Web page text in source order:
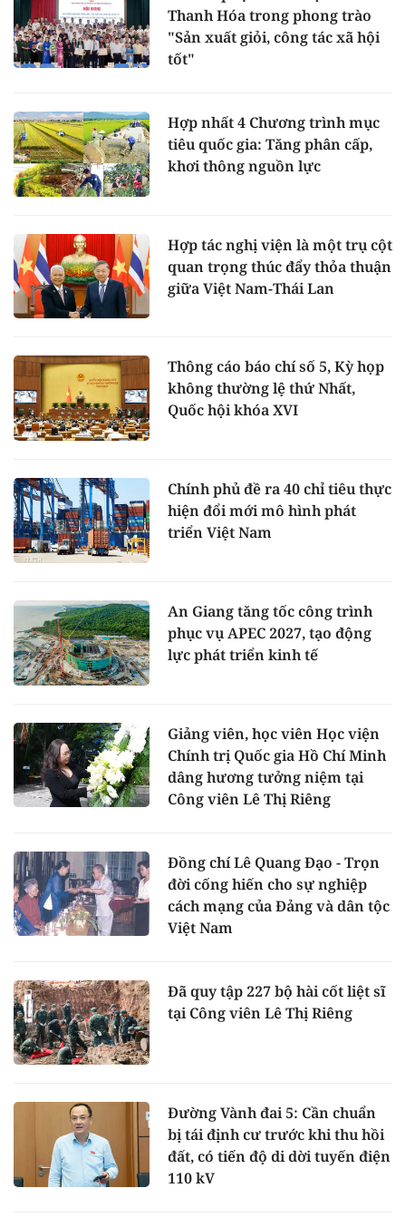
Thanh Hóa trong phong trào
"Sản xuất giỏi, công tác xã hội
tốt"
Hợp nhất 4 Chương trình mục
tiêu quốc gia: Tăng phân cấp,
khơi thông nguồn lực
Hợp tác nghị viện là một trụ cột
quan trọng thúc đẩy thỏa thuận
giữa Việt Nam-Thái Lan
Thông cáo báo chí số 5, Kỳ họp
không thường lệ thứ Nhất,
Quốc hội khóa XVI
Chính phủ đề ra 40 chỉ tiêu thực
hiện đổi mới mô hình phát
triển Việt Nam
An Giang tăng tốc công trình
phục vụ APEC 2027, tạo động
lực phát triển kinh tế
Giảng viên, học viên Học viện
Chính trị Quốc gia Hồ Chí Minh
dâng hương tưởng niệm tại
Công viên Lê Thị Riêng
Đồng chí Lê Quang Đạo - Trọn
đời cống hiến cho sự nghiệp
cách mạng của Đảng và dân tộc
Việt Nam
Đã quy tập 227 bộ hài cốt liệt sĩ
tại Công viên Lê Thị Riêng
Đường Vành đai 5: Cần chuẩn
bị tái định cư trước khi thu hồi
đất, có tiến độ di dời tuyến điện
110 kV